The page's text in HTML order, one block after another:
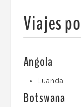
Viajes
Angola
Luanda
Botswana